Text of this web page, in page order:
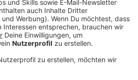
Millingen soll noch in diesem
Laut RP wurde er in die Liste
aufgenommen. Dabei handelt